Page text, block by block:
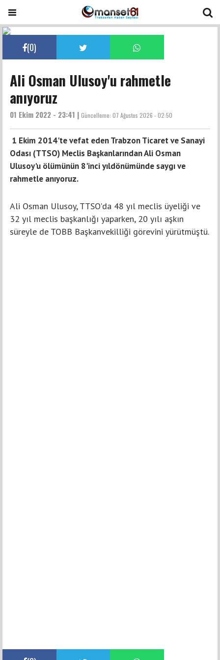
(0)
Ali Osman Ulusoy'u rahmetle
anıyoruz
01 Ekim 2022 - 23:41 | Güncelleme: 07 Ağustos 2026 - 02:50
1 Ekim 2014'te vefat eden Trabzon Ticaret ve Sanayi
Odası (TTSO) Meclis Başkanlarından Ali Osman
Ulusoy'u ölümünün 8'inci yıldönümünde saygı ve
rahmetle anıyoruz.
Ali Osman Ulusoy, TTSO'da 48 yıl meclis üyeliği ve
32 yıl meclis başkanlığı yaparken, 20 yılı aşkın
süreyle de TOBB Başkanvekilliği görevini yürütmüştü.